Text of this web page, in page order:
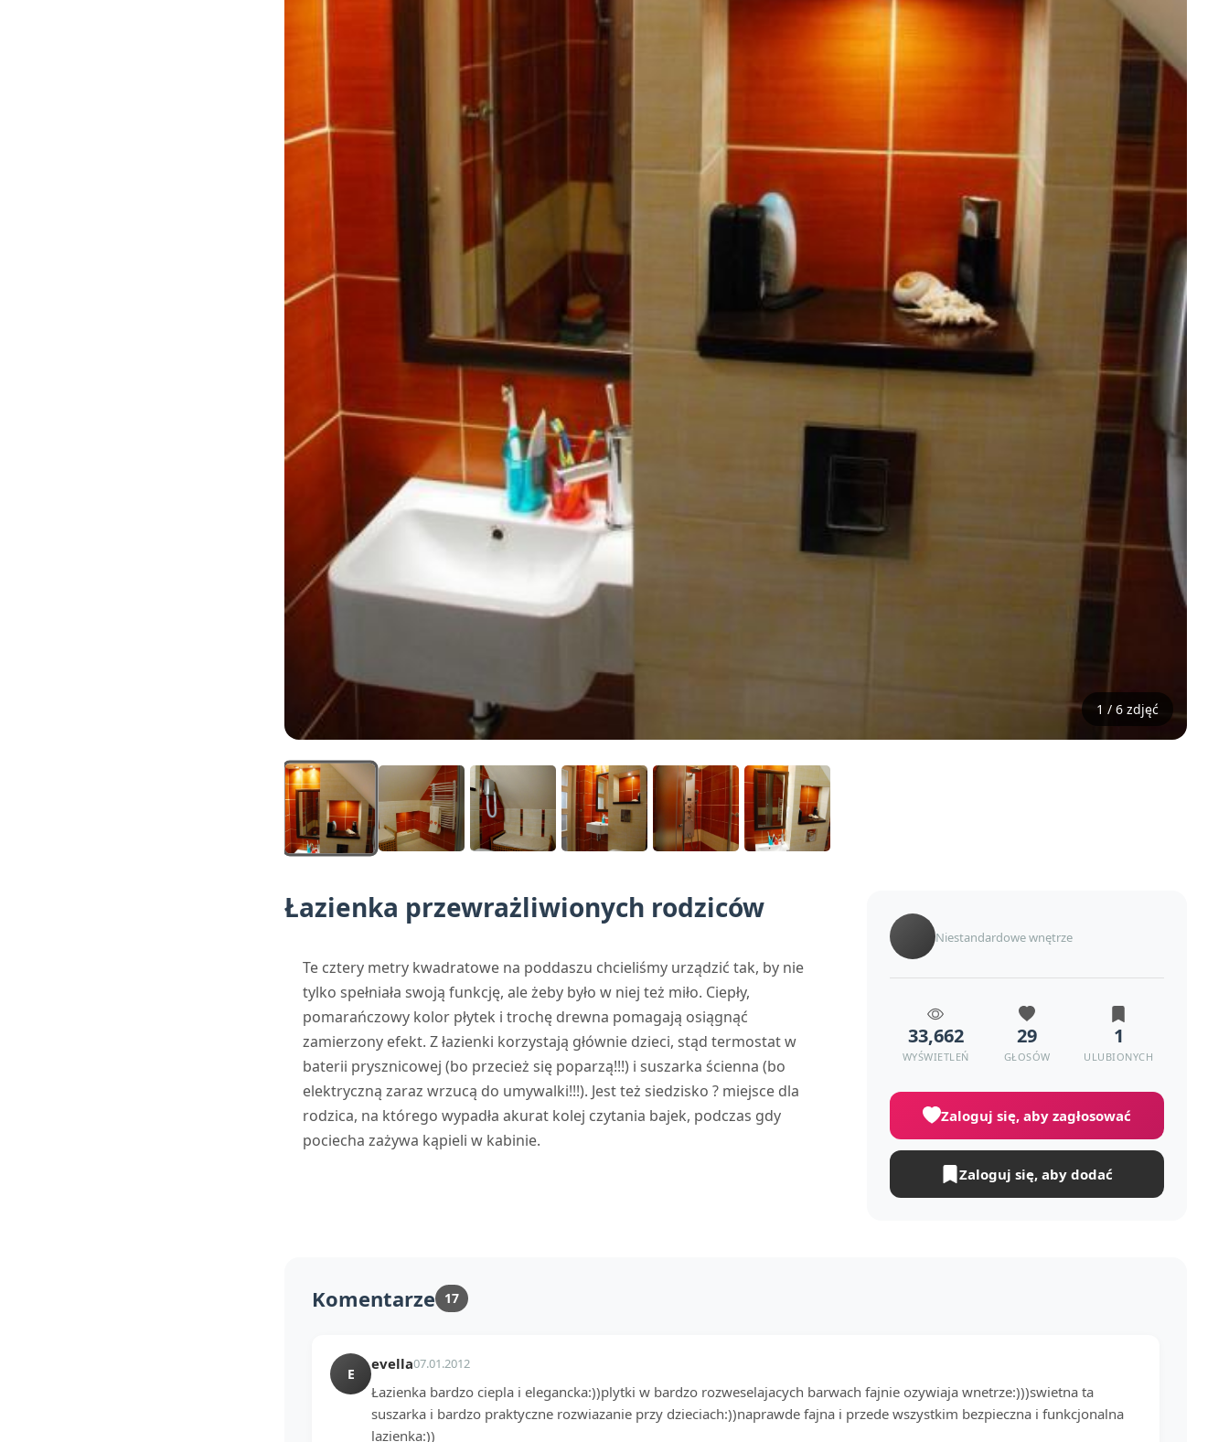
1 / 6 zdjęć
Łazienka przewrażliwionych rodziców
Te cztery metry kwadratowe na poddaszu chcieliśmy urządzić tak, by nie
tylko spełniała swoją funkcję, ale żeby było w niej też miło. Ciepły,
pomarańczowy kolor płytek i trochę drewna pomagają osiągnąć
zamierzony efekt. Z łazienki korzystają głównie dzieci, stąd termostat w
baterii prysznicowej (bo przecież się poparzą!!!) i suszarka ścienna (bo
elektryczną zaraz wrzucą do umywalki!!!). Jest też siedzisko ? miejsce dla
rodzica, na którego wypadła akurat kolej czytania bajek, podczas gdy
pociecha zażywa kąpieli w kabinie.
Niestandardowe wnętrze
33,662
WYŚWIETLEŃ
29
GŁOSÓW
1
ULUBIONYCH
Zaloguj się, aby zagłosować
Zaloguj się, aby dodać
Komentarze 17
E
evella07.01.2012
Łazienka bardzo ciepla i elegancka:))plytki w bardzo rozweselajacych barwach fajnie ozywiaja wnetrze:)))swietna ta
suszarka i bardzo praktyczne rozwiazanie przy dzieciach:))naprawde fajna i przede wszystkim bezpieczna i funkcjonalna
lazienka:))